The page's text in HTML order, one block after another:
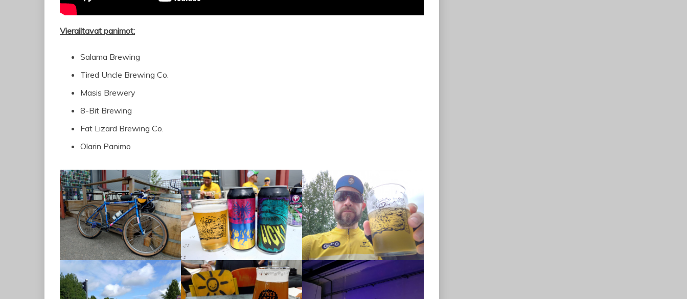
Vierailtavat panimot:
Salama Brewing
Tired Uncle Brewing Co.
Masis Brewery
8-Bit Brewing
Fat Lizard Brewing Co.
Olarin Panimo